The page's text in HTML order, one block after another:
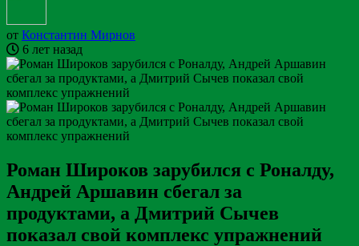
от Константин Мирнов
6 лет назад
Роман Широков зарубился с Роналду,
Андрей Аршавин сбегал за
продуктами, а Дмитрий Сычев
показал свой комплекс упражнений